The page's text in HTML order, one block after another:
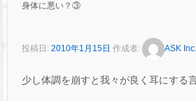
身体に悪い？③
投稿日: 2010年1月15日 作成者: ASK Inc.
少し体調を崩すと我々が良く耳にする